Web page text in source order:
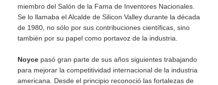
miembro del Salón de la Fama de Inventores Nacionales.
Se lo llamaba el Alcalde de Silicon Valley durante la década
de 1980, no sólo por sus contribuciones científicas, sino
también por su papel como portavoz de la industria.
Noyce pasó gran parte de sus años siguientes trabajando
para mejorar la competitividad internacional de la industria
americana. Desde el principio reconoció las fortalezas de